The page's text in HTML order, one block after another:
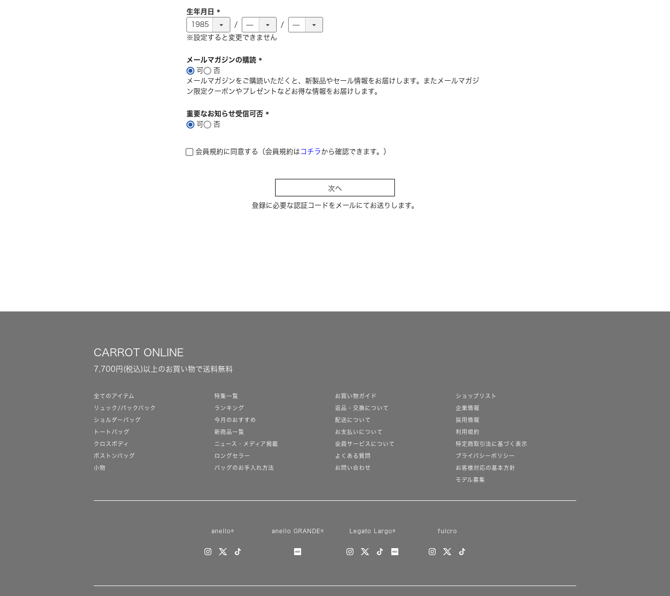
須
)
生年月日
(
必
)
※設定すると変更できません
メールマガジンの購読
必
須
可
否
メールマガジンをご購読いただくと、新製品やセール情報をお届けします。またメールマガジ
ン限定クーポンやプレゼントなどお得な情報をお届けします。
重要なお知らせ受信可否
須
可 否
会員規約に同意する（会員規約は コチラ から確認できます。）
次へ
登録に必要な認証コードをメールにてお送りします。
CARROT ONLINE
7,700円(税込)以上のお買い物で送料無料
全てのアイテム
リュック/バックパック
ショルダーバッグ
トートバッグ
クロスボディ
ボストンバッグ
小物
特集一覧
ランキング
今月のおすすめ
新商品一覧
ニュース・メディア掲載
ロングセラー
バッグのお手入れ方法
お買い物ガイド
返品・交換について
配送について
お支払いについて
会員サービスについて
よくある質問
お問い合わせ
ショップリスト
企業情報
採用情報
利用規約
特定商取引法に基づく表示
プライバシーポリシー
お客様対応の基本方針
モデル募集
anello® anello GRANDE® Legato Largo® fulcro